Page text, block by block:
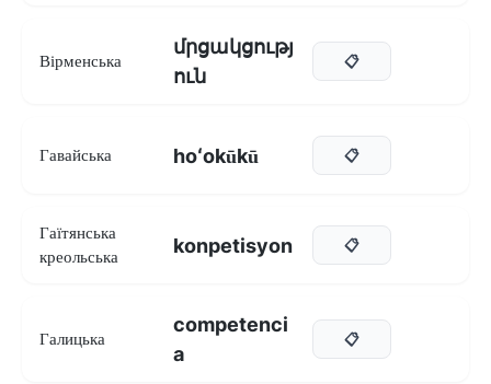
Вірменська
մրցակցությ
ուն
📋
Гавайська hoʻokūkū 📋
Гаїтянська
креольська
konpetisyon 📋
Галицька
competenci
a
📋